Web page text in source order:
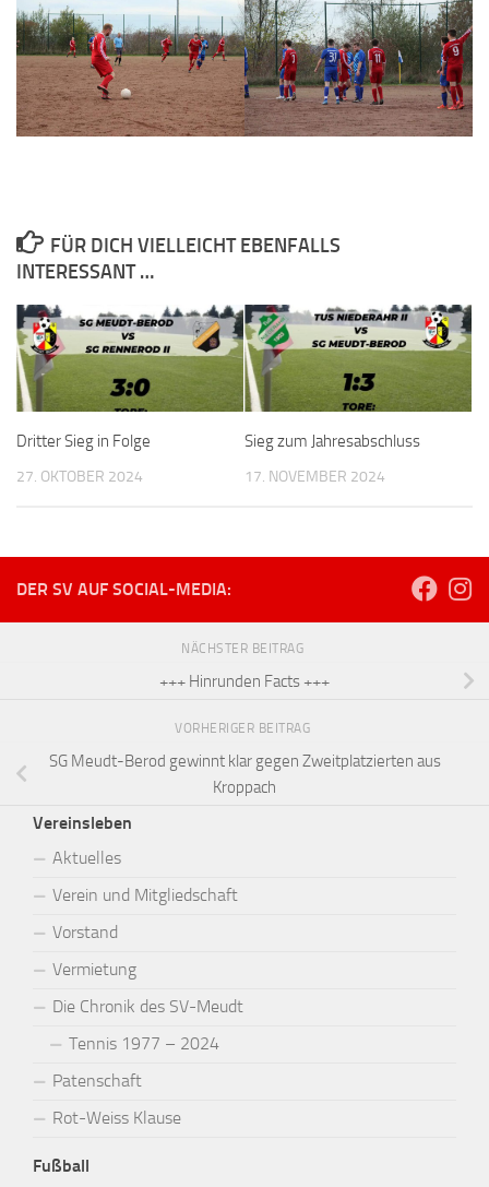
FÜR DICH VIELLEICHT EBENFALLS
INTERESSANT …
Dritter Sieg in Folge
27. OKTOBER 2024
Sieg zum Jahresabschluss
17. NOVEMBER 2024
DER SV AUF SOCIAL-MEDIA:
NÄCHSTER BEITRAG
+++ Hinrunden Facts +++
VORHERIGER BEITRAG
SG Meudt-Berod gewinnt klar gegen Zweitplatzierten aus
Kroppach
Vereinsleben
Aktuelles
Verein und Mitgliedschaft
Vorstand
Vermietung
Die Chronik des SV-Meudt
Tennis 1977 – 2024
Patenschaft
Rot-Weiss Klause
Fußball